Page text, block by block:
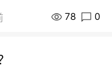
78 0